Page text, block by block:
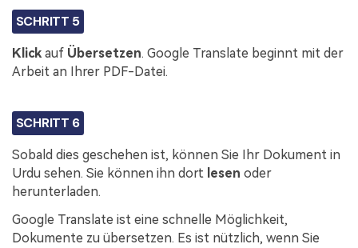
SCHRITT 5
Klick auf Übersetzen. Google Translate beginnt mit der
Arbeit an Ihrer PDF-Datei.
SCHRITT 6
Sobald dies geschehen ist, können Sie Ihr Dokument in
Urdu sehen. Sie können ihn dort lesen oder
herunterladen.
Google Translate ist eine schnelle Möglichkeit,
Dokumente zu übersetzen. Es ist nützlich, wenn Sie